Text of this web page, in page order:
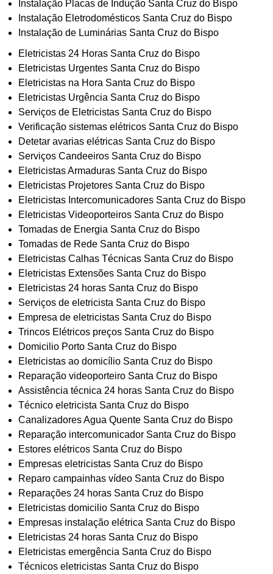
Instalação Placas de Indução Santa Cruz do Bispo
Instalação Eletrodomésticos Santa Cruz do Bispo
Instalação de Luminárias Santa Cruz do Bispo
Eletricistas 24 Horas Santa Cruz do Bispo
Eletricistas Urgentes Santa Cruz do Bispo
Eletricistas na Hora Santa Cruz do Bispo
Eletricistas Urgência Santa Cruz do Bispo
Serviços de Eletricistas Santa Cruz do Bispo
Verificação sistemas elétricos Santa Cruz do Bispo
Detetar avarias elétricas Santa Cruz do Bispo
Serviços Candeeiros Santa Cruz do Bispo
Eletricistas Armaduras Santa Cruz do Bispo
Eletricistas Projetores Santa Cruz do Bispo
Eletricistas Intercomunicadores Santa Cruz do Bispo
Eletricistas Videoporteiros Santa Cruz do Bispo
Tomadas de Energia Santa Cruz do Bispo
Tomadas de Rede Santa Cruz do Bispo
Eletricistas Calhas Técnicas Santa Cruz do Bispo
Eletricistas Extensões Santa Cruz do Bispo
Eletricistas 24 horas Santa Cruz do Bispo
Serviços de eletricista Santa Cruz do Bispo
Empresa de eletricistas Santa Cruz do Bispo
Trincos Elétricos preços Santa Cruz do Bispo
Domicilio Porto Santa Cruz do Bispo
Eletricistas ao domicílio Santa Cruz do Bispo
Reparação videoporteiro Santa Cruz do Bispo
Assistência técnica 24 horas Santa Cruz do Bispo
Técnico eletricista Santa Cruz do Bispo
Canalizadores Agua Quente Santa Cruz do Bispo
Reparação intercomunicador Santa Cruz do Bispo
Estores elétricos Santa Cruz do Bispo
Empresas eletricistas Santa Cruz do Bispo
Reparo campainhas vídeo Santa Cruz do Bispo
Reparações 24 horas Santa Cruz do Bispo
Eletricistas domicilio Santa Cruz do Bispo
Empresas instalação elétrica Santa Cruz do Bispo
Eletricistas 24 horas Santa Cruz do Bispo
Eletricistas emergência Santa Cruz do Bispo
Técnicos eletricistas Santa Cruz do Bispo